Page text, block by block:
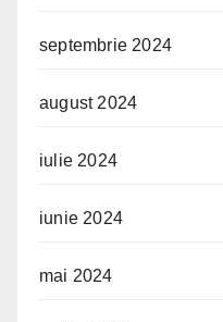
septembrie 2024
august 2024
iulie 2024
iunie 2024
mai 2024